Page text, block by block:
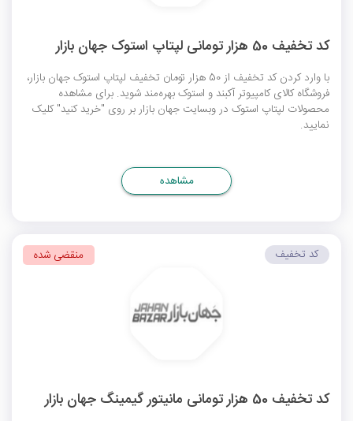
کد تخفیف 50 هزار تومانی لپتاپ استوک جهان بازار
با وارد کردن کد تخفیف از 50 هزار تومان تخفیف لپتاپ استوک جهان بازار،
فروشگاه کالای کامپیوتر آکبند و استوک بهره‌مند شوید. برای مشاهده
محصولات لپتاپ استوک در وبسایت جهان بازار بر روی "خرید کنید" کلیک
نمایید.
مشاهده
کد تخفیف 50 هزار تومانی مانیتور گیمینگ جهان بازار
کد تخفیف منقضی شده